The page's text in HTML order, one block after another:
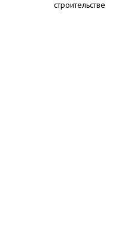
строительстве